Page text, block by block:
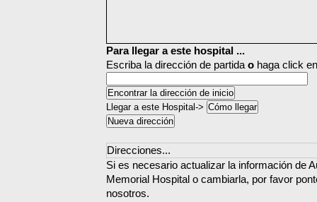
Para llegar a este hospital ...
Escriba la dirección de partida o haga click
Llegar a este Hospital->
Direcciones...
Si es necesario actualizar la información de
Memorial Hospital o cambiarla, por favor
nosotros.